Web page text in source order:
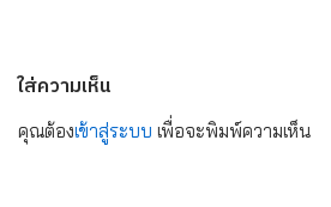
ใส่ความเห็น
คุณต้องเข้าสู่ระบบ เพื่อจะพิมพ์ความเห็น